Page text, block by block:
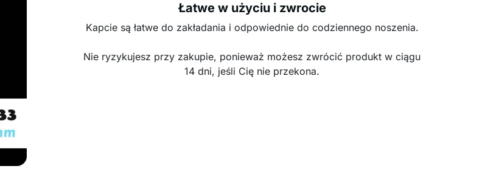
Łatwe w użyciu i zwrocie
Kapcie są łatwe do zakładania i odpowiednie do codziennego noszenia.
Nie ryzykujesz przy zakupie, ponieważ możesz zwrócić produkt w ciągu
14 dni, jeśli Cię nie przekona.